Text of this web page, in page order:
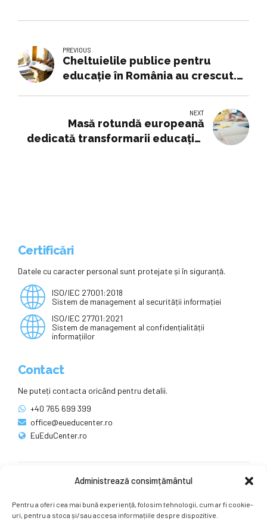
Administrează consimțământul
Pentru a oferi cea mai bună experiență, folosim tehnologii, cum ar fi cookie-
uri, pentru a stoca și/sau accesa informațiile despre dispozitive.
PREVIOUS
Cheltuielile publice pentru
educație în România au crescut.
NEXT
Masă rotundă europeană
dedicată transformarii educației
Certificări
Datele cu caracter personal sunt protejate și în siguranță.
ISO/IEC 27001:2018
Sistem de management al securității informației
ISO/IEC 27701:2021
Sistem de management al confidențialității
informațiilor
Contact
Ne puteți contacta oricând pentru detalii.
+40 765 699 399
office@eueducenter.ro
EuEduCenter.ro
Ne puteți găsi și pe rețelele sociale.